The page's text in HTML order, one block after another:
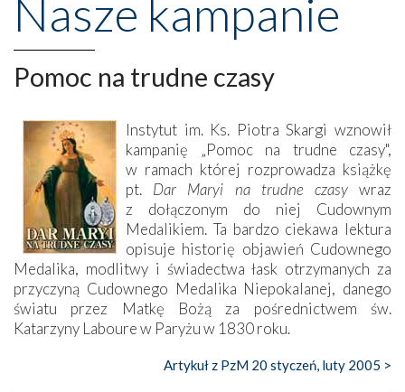
Nasze kampanie
Pomoc na trudne czasy
Instytut im. Ks. Piotra Skargi wznowił
kampanię „Pomoc na trudne czasy",
w ramach której rozprowadza książkę
pt. Dar Maryi na trudne czasywraz
z dołączonym do niej Cudownym
Medalikiem. Ta bardzo ciekawa lektura
opisuje historię objawień Cudownego
Medalika, modlitwy i świadectwa łask otrzymanych za
przyczyną Cudownego Medalika Niepokalanej, danego
światu przez Matkę Bożą za pośrednictwem św.
Katarzyny Laboure w Paryżu w 1830 roku.
Artykuł z PzM 20 styczeń, luty 2005 >